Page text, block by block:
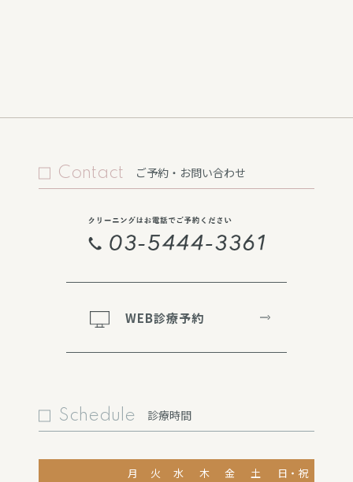
Contact ご予約・お問い合わせ
WEB診療予約
Schedule 診療時間
月 火 水 木 金 土 日・祝